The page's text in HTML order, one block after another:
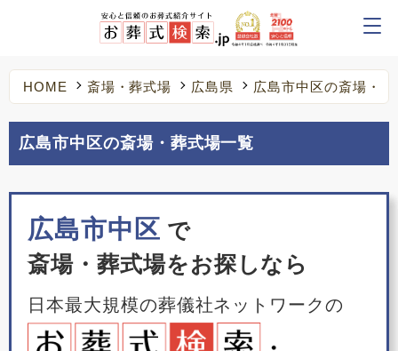
HOME 斎場・葬式場 広島県 広島市中区の斎場・
広島市中区の斎場・葬式場一覧
広島市中区 で
斎場・葬式場をお探しなら
日本最大規模の葬儀社ネットワークの